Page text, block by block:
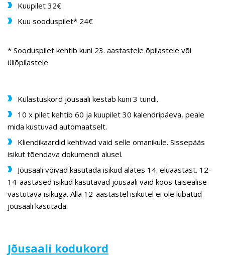
Kuupilet 32€
​Kuu sooduspilet* 24€
* Sooduspilet kehtib kuni 23. aastastele õpilastele või
üliõpilastele
Külastuskord jõusaali kestab kuni 3 tundi.
10 x pilet kehtib 60 ja kuupilet 30 kalendripäeva, peale
mida kustuvad automaatselt.
Kliendikaardid kehtivad vaid selle omanikule. Sissepääs
isikut tõendava dokumendi alusel.
Jõusaali võivad kasutada isikud alates 14. eluaastast. 12-
14-aastased isikud kasutavad jõusaali vaid koos täisealise
vastutava isikuga. Alla 12-aastastel isikutel ei ole lubatud
jõusaali kasutada.
Jõusaali kodukord